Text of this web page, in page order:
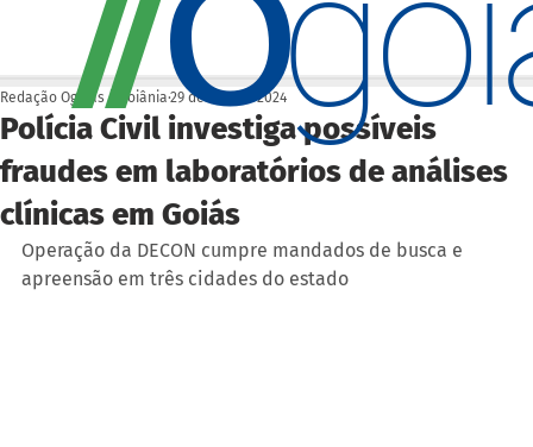
Polícia Civil investiga possíveis
fraudes em laboratórios de análises
clínicas em Goiás
Redação Ogoiás | Goiânia 29 de abr. de 2024
Operação da DECON cumpre mandados de busca e
apreensão em três cidades do estado